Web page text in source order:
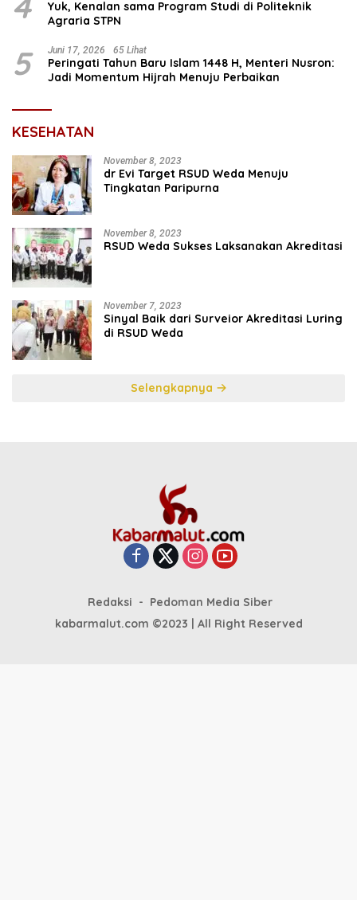
Yuk, Kenalan sama Program Studi di Politeknik
Agraria STPN
5 Juni 17, 2026 65 Lihat
Peringati Tahun Baru Islam 1448 H, Menteri Nusron:
Jadi Momentum Hijrah Menuju Perbaikan
KESEHATAN
November 8, 2023
dr Evi Target RSUD Weda Menuju
Tingkatan Paripurna
November 8, 2023
RSUD Weda Sukses Laksanakan Akreditasi
November 7, 2023
Sinyal Baik dari Surveior Akreditasi Luring
di RSUD Weda
Selengkapnya
Redaksi
Pedoman Media Siber
kabarmalut.com ©2023 | All Right Reserved